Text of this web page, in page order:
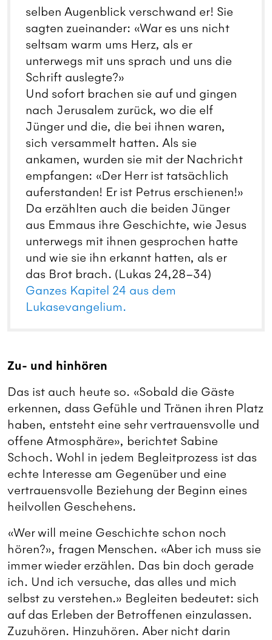
selben Augenblick verschwand er! Sie
sagten zueinander: «War es uns nicht
seltsam warm ums Herz, als er
unterwegs mit uns sprach und uns die
Schrift auslegte?»
Und sofort brachen sie auf und gingen
nach Jerusalem zurück, wo die elf
Jünger und die, die bei ihnen waren,
sich versammelt hatten. Als sie
ankamen, wurden sie mit der Nachricht
empfangen: «Der Herr ist tatsächlich
auferstanden! Er ist Petrus erschienen!»
Da erzählten auch die beiden Jünger
aus Emmaus ihre Geschichte, wie Jesus
unterwegs mit ihnen gesprochen hatte
und wie sie ihn erkannt hatten, als er
das Brot brach. (Lukas 24,28–34)
Ganzes Kapitel 24 aus dem
Lukasevangelium.
Zu- und hinhören
Das ist auch heute so. «Sobald die Gäste
erkennen, dass Gefühle und Tränen ihren Platz
haben, entsteht eine sehr vertrauensvolle und
offene Atmosphäre», berichtet Sabine
Schoch. Wohl in jedem Begleitprozess ist das
echte Interesse am Gegenüber und eine
vertrauensvolle Beziehung der Beginn eines
heilvollen Geschehens.
«Wer will meine Geschichte schon noch
hören?», fragen Menschen. «Aber ich muss sie
immer wieder erzählen. Das bin doch gerade
ich. Und ich versuche, das alles und mich
selbst zu verstehen.» Begleiten bedeutet: sich
auf das Erleben der Betroffenen einzulassen.
Zuzuhören. Hinzuhören. Aber nicht darin